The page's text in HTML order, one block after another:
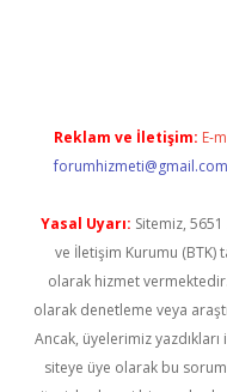
Reklam ve İletişim: E-
forumhizmeti@gmail.com
Yasal Uyarı: Sitemiz,
ve İletişim Kurumu (BTK)
olarak hizmet
olarak denetleme veya
Ancak, üyelerimiz
siteye üye olarak bu